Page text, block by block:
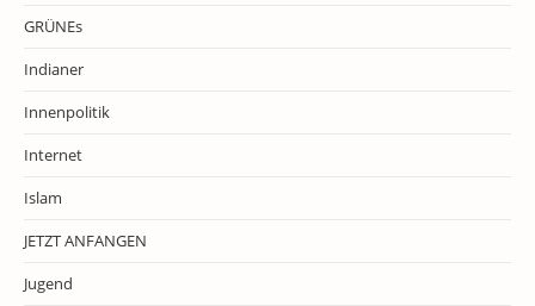
GRÜNEs
Indianer
Innenpolitik
Internet
Islam
JETZT ANFANGEN
Jugend